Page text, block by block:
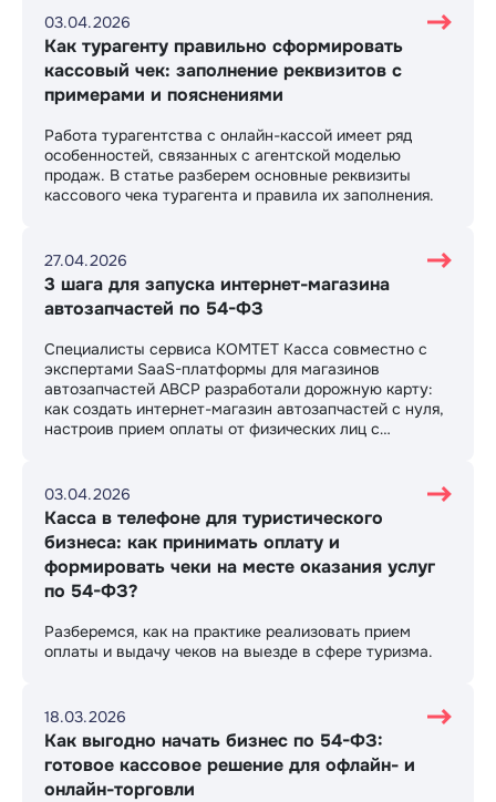
03.04.2026
Как турагенту правильно сформировать
кассовый чек: заполнение реквизитов с
примерами и пояснениями
Работа турагентства с онлайн-кассой имеет ряд
особенностей, связанных с агентской моделью
продаж. В статье разберем основные реквизиты
кассового чека турагента и правила их заполнения.
27.04.2026
3 шага для запуска интернет-магазина
автозапчастей по 54-ФЗ
Специалисты сервиса КОМТЕТ Касса совместно с
экспертами SaaS-платформы для магазинов
автозапчастей ABCP разработали дорожную карту:
как создать интернет-магазин автозапчастей с нуля,
настроив прием оплаты от физических лиц с
03.04.2026
Касса в телефоне для туристического
бизнеса: как принимать оплату и
формировать чеки на месте оказания услуг
по 54-ФЗ?
Разберемся, как на практике реализовать прием
оплаты и выдачу чеков на выезде в сфере туризма.
18.03.2026
Как выгодно начать бизнес по 54-ФЗ:
готовое кассовое решение для офлайн- и
онлайн-торговли